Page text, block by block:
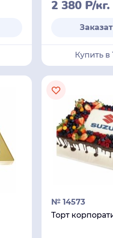
2 380 Р/кг.
Купить в
№ 14573
Торт